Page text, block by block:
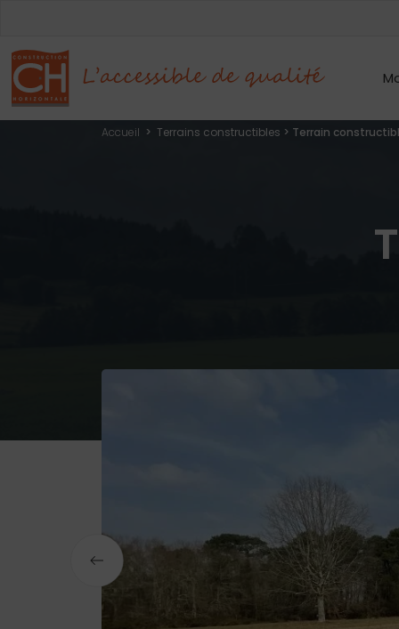
Accueil > Terrains constructibles > Terrain